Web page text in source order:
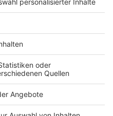
Kontakt
Studio-Hotline
Verkehrs-Hotline
Newsletter